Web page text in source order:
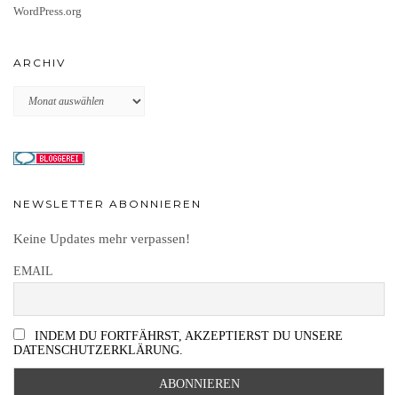
WordPress.org
ARCHIV
Archiv
NEWSLETTER ABONNIEREN
Keine Updates mehr verpassen!
EMAIL
INDEM DU FORTFÄHRST, AKZEPTIERST DU UNSERE
DATENSCHUTZERKLÄRUNG.